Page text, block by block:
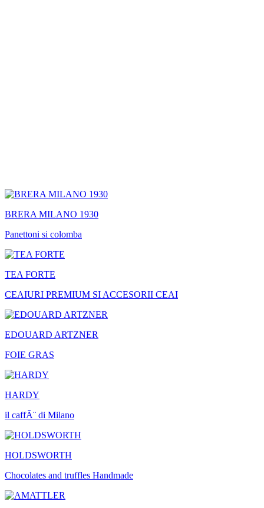
BRERA MILANO 1930
Panettoni si colomba
TEA FORTE
CEAIURI PREMIUM SI ACCESORII CEAI
EDOUARD ARTZNER
FOIE GRAS
HARDY
il caffÃ¨ di Milano
HOLDSWORTH
Chocolates and truffles Handmade